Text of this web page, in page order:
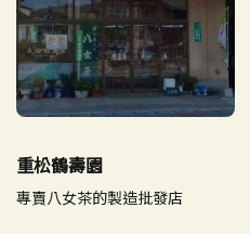
重松鶴壽園
專賣八女茶的製造批發店